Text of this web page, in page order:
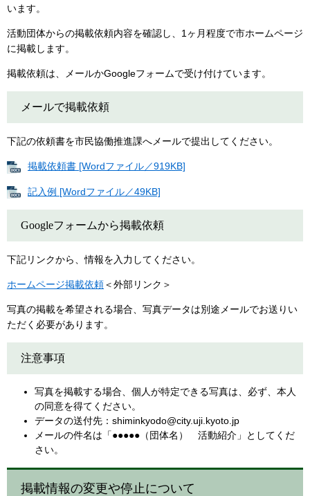
います。
活動団体からの掲載依頼内容を確認し、1ヶ月程度で市ホームページ
に掲載します。
掲載依頼は、メールかGoogleフォームで受け付けています。
メールで掲載依頼
下記の依頼書を市民協働推進課へメールで提出してください。
掲載依頼書 [Wordファイル／919KB]
記入例 [Wordファイル／49KB]
Googleフォームから掲載依頼
下記リンクから、情報を入力してください。
ホームページ掲載依頼＜外部リンク＞
写真の掲載を希望される場合、写真データは別途メールでお送りい
ただく必要があります。
注意事項
写真を掲載する場合、個人が特定できる写真は、必ず、本人
の同意を得てください。
データの送付先： shiminkyodo@city.uji.kyoto.jp
メールの件名は「●●●●●（団体名） 活動紹介」としてくだ
さい​。
掲載情報の変更や停止について